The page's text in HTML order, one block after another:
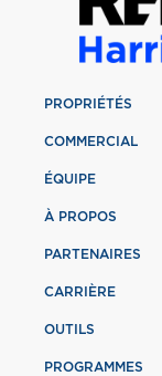
PROPRIÉTÉS
COMMERCIAL
ÉQUIPE
À PROPOS
PARTENAIRES
CARRIÈRE
OUTILS
PROGRAMMES